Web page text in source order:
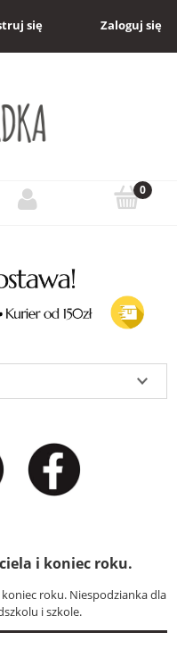
się Zaloguj się
i koniec roku.
roku. Niespodzianka dla
i szkole.